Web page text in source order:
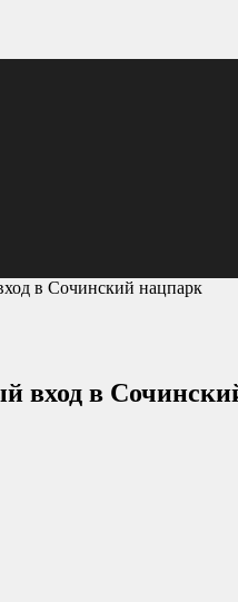
в Сочинский нацпарк
вход в